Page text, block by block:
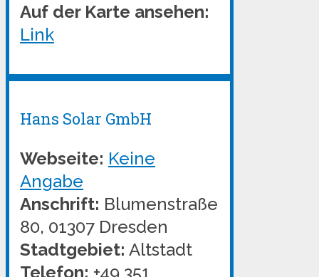
Auf der Karte ansehen:
Link
Hans Solar GmbH
Webseite: Keine
Angabe
Anschrift: Blumenstraße
80, 01307 Dresden
Stadtgebiet: Altstadt
Telefon: +49 351